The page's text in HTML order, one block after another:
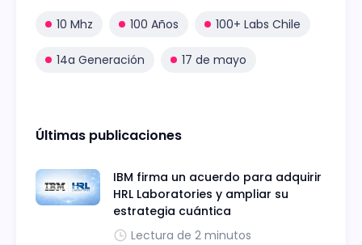
10 Mhz 100 Años 100+ Labs Chile
14a Generación 17 de mayo
Últimas publicaciones
IBM firma un acuerdo para adquirir
HRL Laboratories y ampliar su
estrategia cuántica
Lectura de 2 minutos